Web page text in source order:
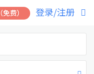
费） 登录/注册